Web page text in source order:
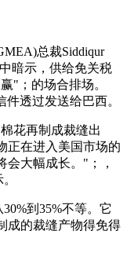
总裁Siddiqur
暗示，供给免关税
"；的场合排场。
件透过发送给巴西。
花再制成裁缝出
正在进入美国市场的
会大幅成长。"；，
到35%不等。它
成的裁缝产物得免得